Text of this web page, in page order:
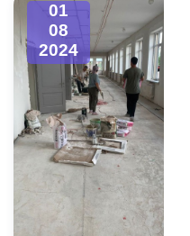
01
08
2024